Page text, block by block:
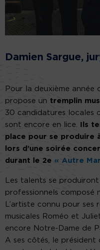
Damien Sargue,
Pour la deuxième année
propose un tremplin
30 candidatures locales
sont encore en lice.
Ils
place pour se produire
lors d’une soirée
durant le 2e « Autre
Les talents se
professionnels composé
L’artiste connu pour ses
musicales Roméo et
encore Notre-Dame de
A ses côtés, le président